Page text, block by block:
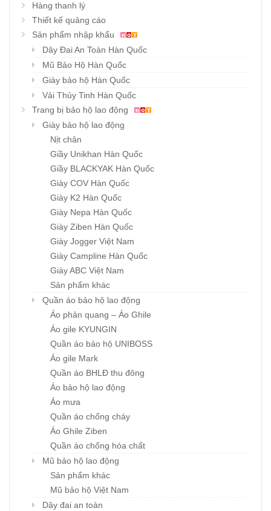
Hàng thanh lý
Thiết kế quảng cáo
Sản phẩm nhập khẩu
Dây Đai An Toàn Hàn Quốc
Mũ Bảo Hộ Hàn Quốc
Giày bảo hộ Hàn Quốc
Vải Thủy Tinh Hàn Quốc
Trang bị bảo hộ lao động
Giày bảo hộ lao động
Nịt chân
Giầy Unikhan Hàn Quốc
Giầy BLACKYAK Hàn Quốc
Giày COV Hàn Quốc
Giày K2 Hàn Quốc
Giày Nepa Hàn Quốc
Giày Ziben Hàn Quốc
Giày Jogger Việt Nam
Giày Campline Hàn Quốc
Giày ABC Việt Nam
Sản phẩm khác
Quần áo bảo hộ lao động
Áo phản quang – Áo Ghile
Áo gile KYUNGIN
Quần áo bảo hộ UNIBOSS
Áo gile Mark
Quần áo BHLĐ thu đông
Áo bảo hộ lao động
Áo mưa
Quần áo chống cháy
Áo Ghile Ziben
Quần áo chống hóa chất
Mũ bảo hộ lao động
Sản phẩm khác
Mũ bảo hộ Việt Nam
Dây đai an toàn